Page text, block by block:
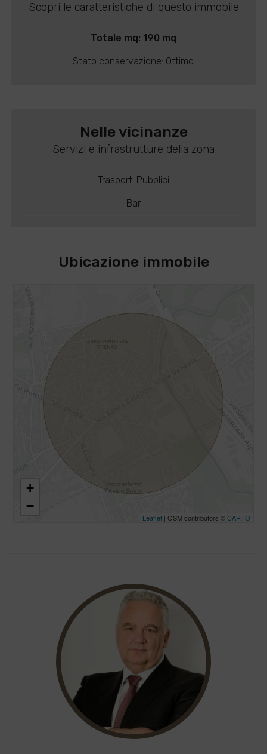
Scopri le caratteristiche di questo immobile
Totale mq: 190 mq
Stato conservazione: Ottimo
Nelle vicinanze
Servizi e infrastrutture della zona
Trasporti Pubblici
Bar
Ubicazione immobile
+
−
Leaflet | OSM contributors ©CARTO